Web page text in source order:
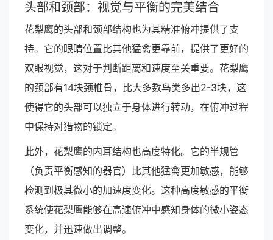
头部和颈部：视觉与平衡的完美结合
花梨鹰的头部和颈部结构也为其精准俯冲提供了支
持。它的眼睛位置比其他猛禽更靠前，提供了更好的
双眼视觉，这对于判断距离和速度至关重要。花梨鹰
的颈部有14块颈椎骨，比大多数鸟类多出2-3块，这
使得它的头部可以独立于身体进行转动，在俯冲过程
中保持对猎物的锁定。
此外，花梨鹰的内耳结构也高度特化。它的半规管
（负责平衡感知的器官）比其他猛禽更加敏感，能够
检测到极其微小的加速度变化。这种高度敏感的平衡
系统使花梨鹰能够在高速俯冲中感知身体的微小姿态
变化，并迅速做出调整。